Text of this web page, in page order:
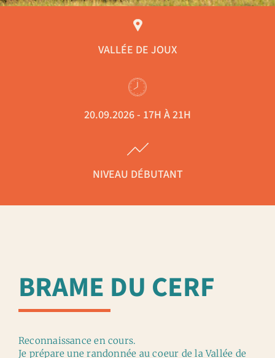
VALLÉE DE JOUX
20.09.2026 - 17H À 21H
NIVEAU DÉBUTANT
BRAME DU CERF
Reconnaissance en cours.
Je prépare une randonnée au coeur de la Vallée de